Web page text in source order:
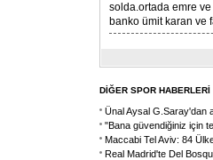
solda.ortada emre ve
banko ümit karan ve
DİĞER SPOR HABERLERİ
Ünal Aysal G.Saray'dan
"Bana güvendiğiniz için
Maccabi Tel Aviv: 84
Real Madrid'te Del